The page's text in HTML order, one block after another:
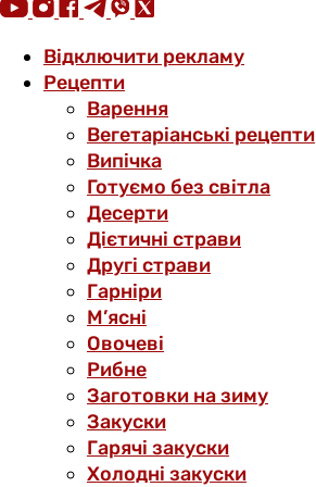
Відключити рекламу
Рецепти
Варення
Вегетаріанські рецепти
Випічка
Готуємо без світла
Десерти
Дієтичні страви
Другі страви
Гарніри
М’ясні
Овочеві
Рибне
Заготовки на зиму
Закуски
Гарячі закуски
Холодні закуски